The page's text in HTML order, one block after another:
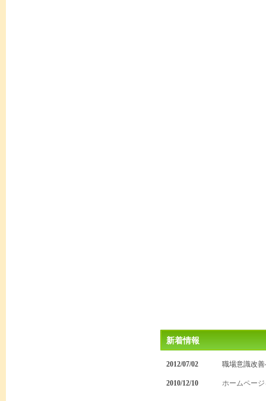
新着情報
2012/07/02 職場意識改善
2010/12/10 ホームペー